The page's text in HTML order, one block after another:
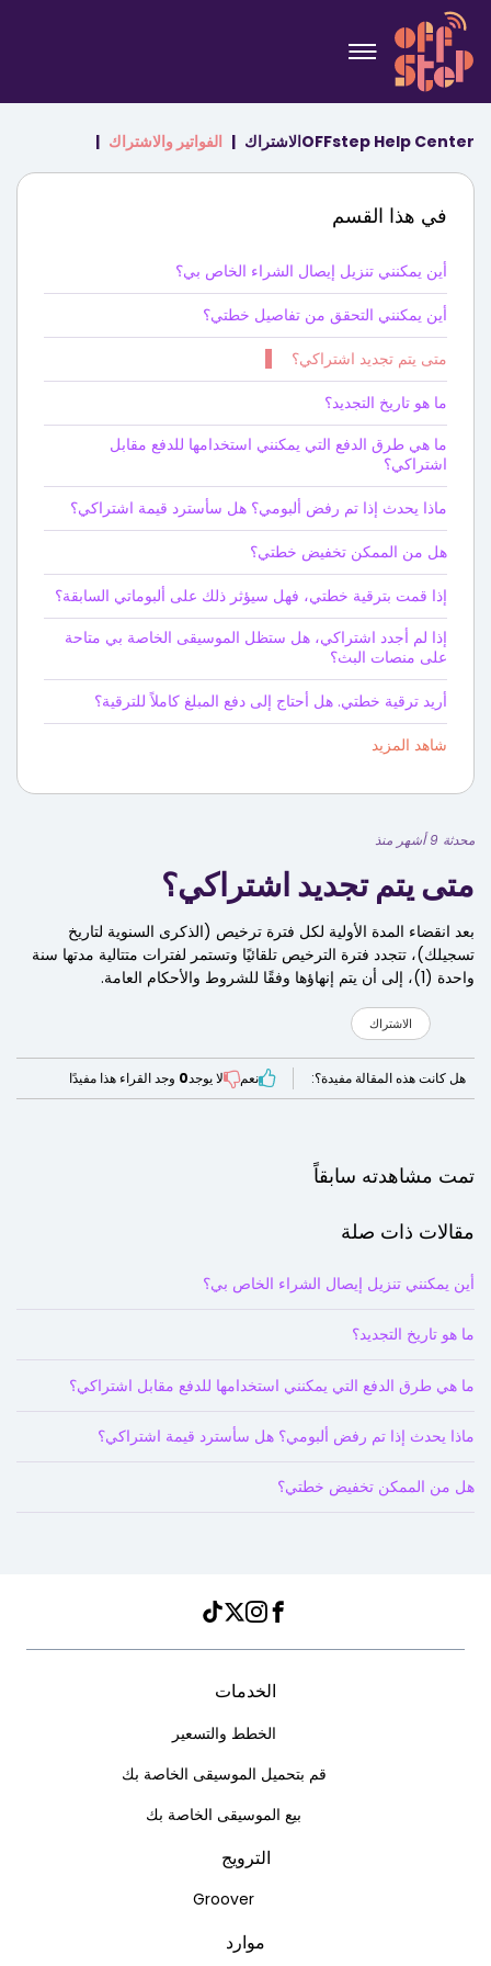
OFFstep Help Centerالاشتراك الفواتير والاشتراك
في هذا القسم
أين يمكنني تنزيل إيصال الشراء الخاص بي؟
أين يمكنني التحقق من تفاصيل خطتي؟
متى يتم تجديد اشتراكي؟
ما هو تاريخ التجديد؟
ما هي طرق الدفع التي يمكنني استخدامها للدفع مقابل
اشتراكي؟
ماذا يحدث إذا تم رفض ألبومي؟ هل سأسترد قيمة اشتراكي؟
هل من الممكن تخفيض خطتي؟
إذا قمت بترقية خطتي، فهل سيؤثر ذلك على ألبوماتي السابقة؟
إذا لم أجدد اشتراكي، هل ستظل الموسيقى الخاصة بي متاحة
على منصات البث؟
أريد ترقية خطتي. هل أحتاج إلى دفع المبلغ كاملاً للترقية؟
شاهد المزيد
محدثة 9 أشهر منذ
متى يتم تجديد اشتراكي؟
بعد انقضاء المدة الأولية لكل فترة ترخيص (الذكرى السنوية لتاريخ
تسجيلك)، تتجدد فترة الترخيص تلقائيًا وتستمر لفترات متتالية مدتها سنة
واحدة (1)، إلى أن يتم إنهاؤها وفقًا للشروط والأحكام العامة.
الاشتراك
هل كانت هذه المقالة مفيدة؟: نعم لا يوجد0 وجد القراء هذا مفيدًا
تمت مشاهدته سابقاً
مقالات ذات صلة
أين يمكنني تنزيل إيصال الشراء الخاص بي؟
ما هو تاريخ التجديد؟
ما هي طرق الدفع التي يمكنني استخدامها للدفع مقابل اشتراكي؟
ماذا يحدث إذا تم رفض ألبومي؟ هل سأسترد قيمة اشتراكي؟
هل من الممكن تخفيض خطتي؟
Facebook
Instagram
Twitter
TikTok
الخدمات
الخطط والتسعير
قم بتحميل الموسيقى الخاصة بك
بيع الموسيقى الخاصة بك
الترويج
Groover
موارد